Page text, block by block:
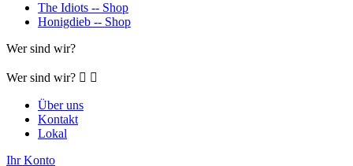
The Idiots -- Shop
Honigdieb -- Shop
Wer sind wir?
Wer sind wir?  
Über uns
Kontakt
Lokal
Ihr Konto